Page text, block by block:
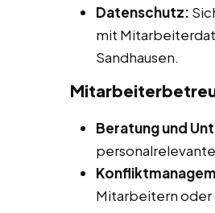
Datenschutz:
mit
Sandhausen.
Beratung und
Mitarbeitern oder